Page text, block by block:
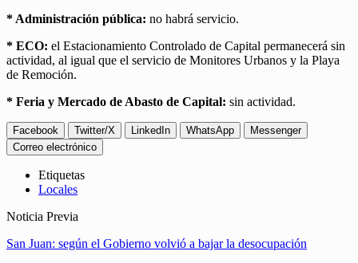
* Administración pública: no habrá servicio.
* ECO: el Estacionamiento Controlado de Capital permanecerá sin
actividad, al igual que el servicio de Monitores Urbanos y la Playa
de Remoción.
* Feria y Mercado de Abasto de Capital: sin actividad.
Facebook Twitter/X LinkedIn WhatsApp
Messenger
Correo electrónico
Etiquetas
Locales
Noticia Previa
San Juan: según el Gobierno volvió a bajar la desocupación